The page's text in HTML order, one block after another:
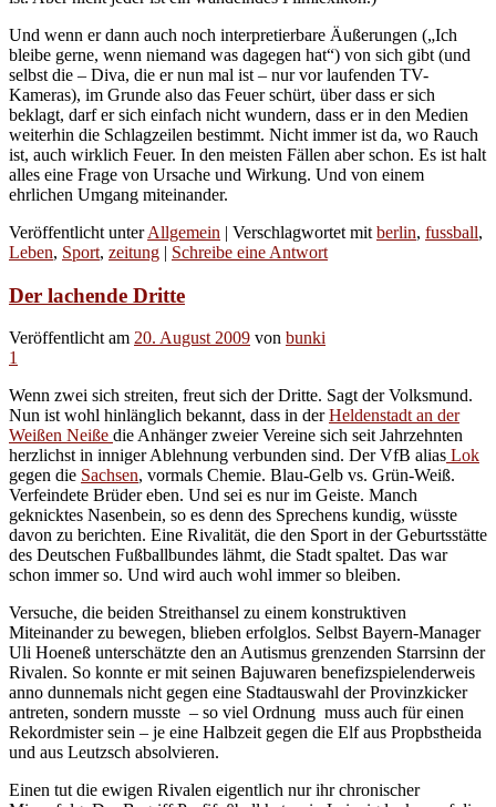
Und wenn er dann auch noch interpretierbare Äußerungen („Ich
bleibe gerne, wenn niemand was dagegen hat“) von sich gibt (und
selbst die – Diva, die er nun mal ist – nur vor laufenden TV-
Kameras), im Grunde also das Feuer schürt, über dass er sich
beklagt, darf er sich einfach nicht wundern, dass er in den Medien
weiterhin die Schlagzeilen bestimmt. Nicht immer ist da, wo Rauch
ist, auch wirklich Feuer. In den meisten Fällen aber schon. Es ist halt
alles eine Frage von Ursache und Wirkung. Und von einem
ehrlichen Umgang miteinander.
Veröffentlicht unter Allgemein | Verschlagwortet mit berlin, fussball,
Leben, Sport, zeitung | Schreibe eine Antwort
Der lachende Dritte
Veröffentlicht am 20. August 2009 von bunki
1
Wenn zwei sich streiten, freut sich der Dritte. Sagt der Volksmund.
Nun ist wohl hinlänglich bekannt, dass in derHeldenstadt an der
Weißen Neiße die Anhänger zweier Vereine sich seit Jahrzehnten
herzlichst in inniger Ablehnung verbunden sind. Der VfB alias Lok
gegen die Sachsen, vormals Chemie. Blau-Gelb vs. Grün-Weiß.
Verfeindete Brüder eben. Und sei es nur im Geiste. Manch
geknicktes Nasenbein, so es denn des Sprechens kundig, wüsste
davon zu berichten. Eine Rivalität, die den Sport in der Geburtsstätte
des Deutschen Fußballbundes lähmt, die Stadt spaltet. Das war
schon immer so. Und wird auch wohl immer so bleiben.
Versuche, die beiden Streithansel zu einem konstruktiven
Miteinander zu bewegen, blieben erfolglos. Selbst Bayern-Manager
Uli Hoeneß unterschätzte den an Autismus grenzenden Starrsinn der
Rivalen. So konnte er mit seinen Bajuwaren benefizspielenderweis
anno dunnemals nicht gegen eine Stadtauswahl der Provinzkicker
antreten, sondern musste – so viel Ordnung muss auch für einen
Rekordmister sein – je eine Halbzeit gegen die Elf aus Propbstheida
und aus Leutzsch absolvieren.
Einen tut die ewigen Rivalen eigentlich nur ihr chronischer